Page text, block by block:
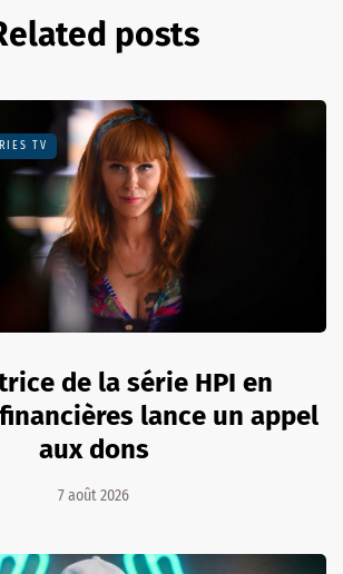
posts
TV
de la série HPI en
lance un appel
aux dons
7 août 2026